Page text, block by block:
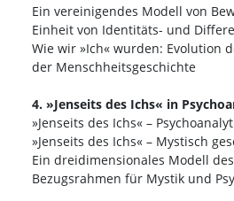
Ein vereinigendes Modell von
Einheit von Identitäts- und
Wie wir »Ich« wurden: Evolution
der Menschheitsgeschichte
4. »Jenseits des Ichs« in
»Jenseits des Ichs« –
»Jenseits des Ichs« – Mystisch
Ein dreidimensionales Modell
Bezugsrahmen für Mystik und